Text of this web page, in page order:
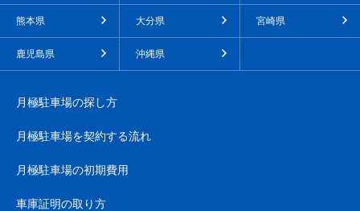
熊本県 大分県 宮崎県
鹿児島県 沖縄県
月極駐車場の探し方
月極駐車場を契約する流れ
月極駐車場の初期費用
車庫証明の取り方